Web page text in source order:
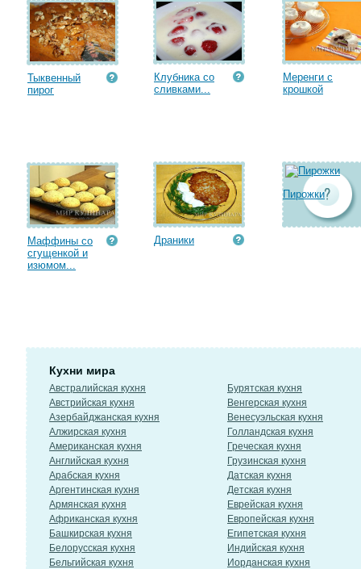
Тыквенный
пирог
Клубника со
сливками...
Меренги с
крошкой
Маффины со
сгущенкой и
изюмом...
Драники
Пирожки
Кухни мира
Австралийская кухня
Австрийская кухня
Азербайджанская кухня
Алжирская кухня
Американская кухня
Английская кухня
Арабская кухня
Аргентинская кухня
Армянская кухня
Африканская кухня
Башкирская кухня
Белорусская кухня
Бельгийская кухня
Бурятская кухня
Венгерская кухня
Венесуэльская кухня
Голландская кухня
Греческая кухня
Грузинская кухня
Датская кухня
Детская кухня
Еврейская кухня
Европейская кухня
Египетская кухня
Индийская кухня
Иорданская кухня